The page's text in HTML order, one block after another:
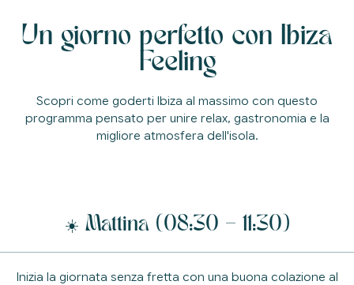
Un giorno perfetto con Ibiza
Feeling
Scopri come goderti Ibiza al massimo con questo
programma pensato per unire relax, gastronomia e la
migliore atmosfera dell'isola.
☀️ Mattina (08:30 – 11:30)
Inizia la giornata senza fretta con una buona colazione al